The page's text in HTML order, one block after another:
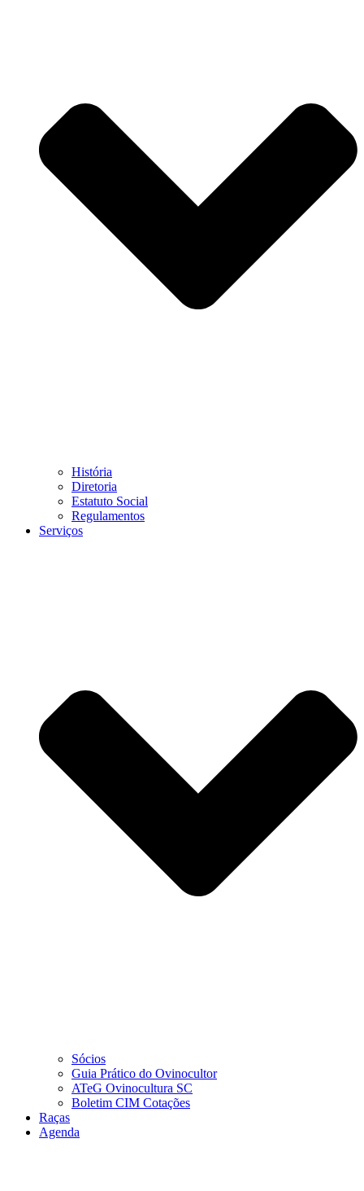
História
Diretoria
Estatuto Social
Regulamentos
Serviços
Sócios
Guia Prático do Ovinocultor
ATeG Ovinocultura SC
Boletim CIM Cotações
Raças
Agenda